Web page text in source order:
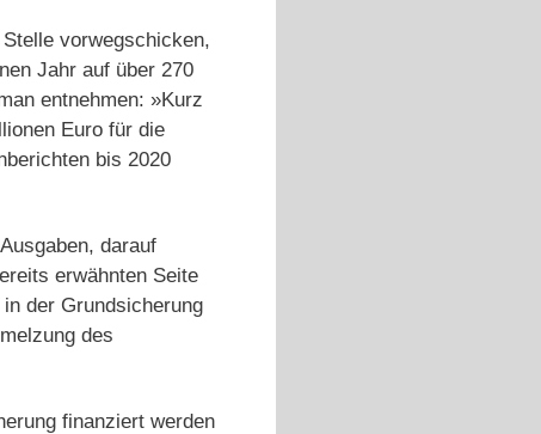
vorwegschicken,
Jahr auf über 270
entnehmen: »Kurz
Euro für die
bis 2020
darauf
erwähnten Seite
der Grundsicherung
des
finanziert werden